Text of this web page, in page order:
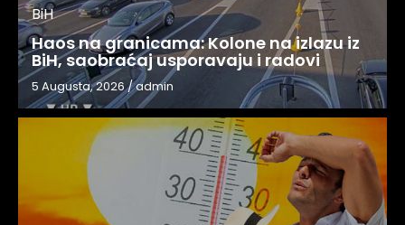
BiH
Haos na granicama: Kolone na izlazu iz
BiH, saobraćaj usporavaju i radovi
5 Augusta, 2026/admin